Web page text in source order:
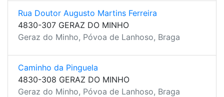
Rua Doutor Augusto Martins Ferreira
4830-307 GERAZ DO MINHO
Geraz do Minho, Póvoa de Lanhoso, Braga
Caminho da Pinguela
4830-308 GERAZ DO MINHO
Geraz do Minho, Póvoa de Lanhoso, Braga